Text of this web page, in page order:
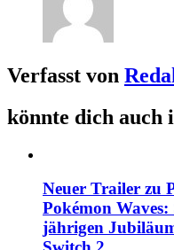
Verfasst von
könnte dich auch
Neuer Trailer zu
Pokémon
jährigen